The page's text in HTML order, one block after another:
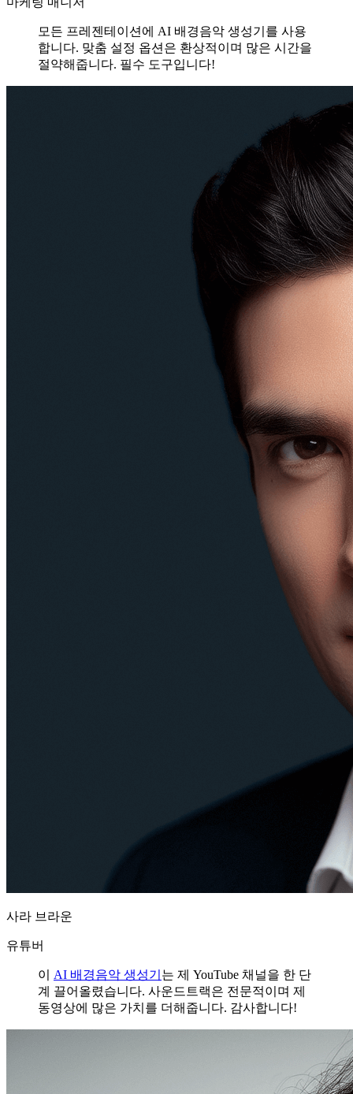
모든 프레젠테이션에 AI 배경음악 생성기를 사용
합니다. 맞춤 설정 옵션은 환상적이며 많은 시간을
절약해줍니다. 필수 도구입니다!
사라 브라운
유튜버
이 AI 배경음악 생성기 는 제 YouTube 채널을 한 단
계 끌어올렸습니다. 사운드트랙은 전문적이며 제
동영상에 많은 가치를 더해줍니다. 감사합니다!